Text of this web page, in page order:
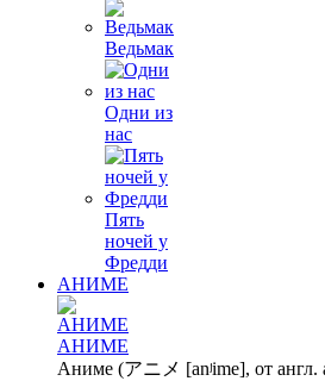
Ведьмак
Одни из
нас
Пять
ночей у
Фредди
АНИМЕ
АНИМЕ
Аниме (アニメ [anʲime], от